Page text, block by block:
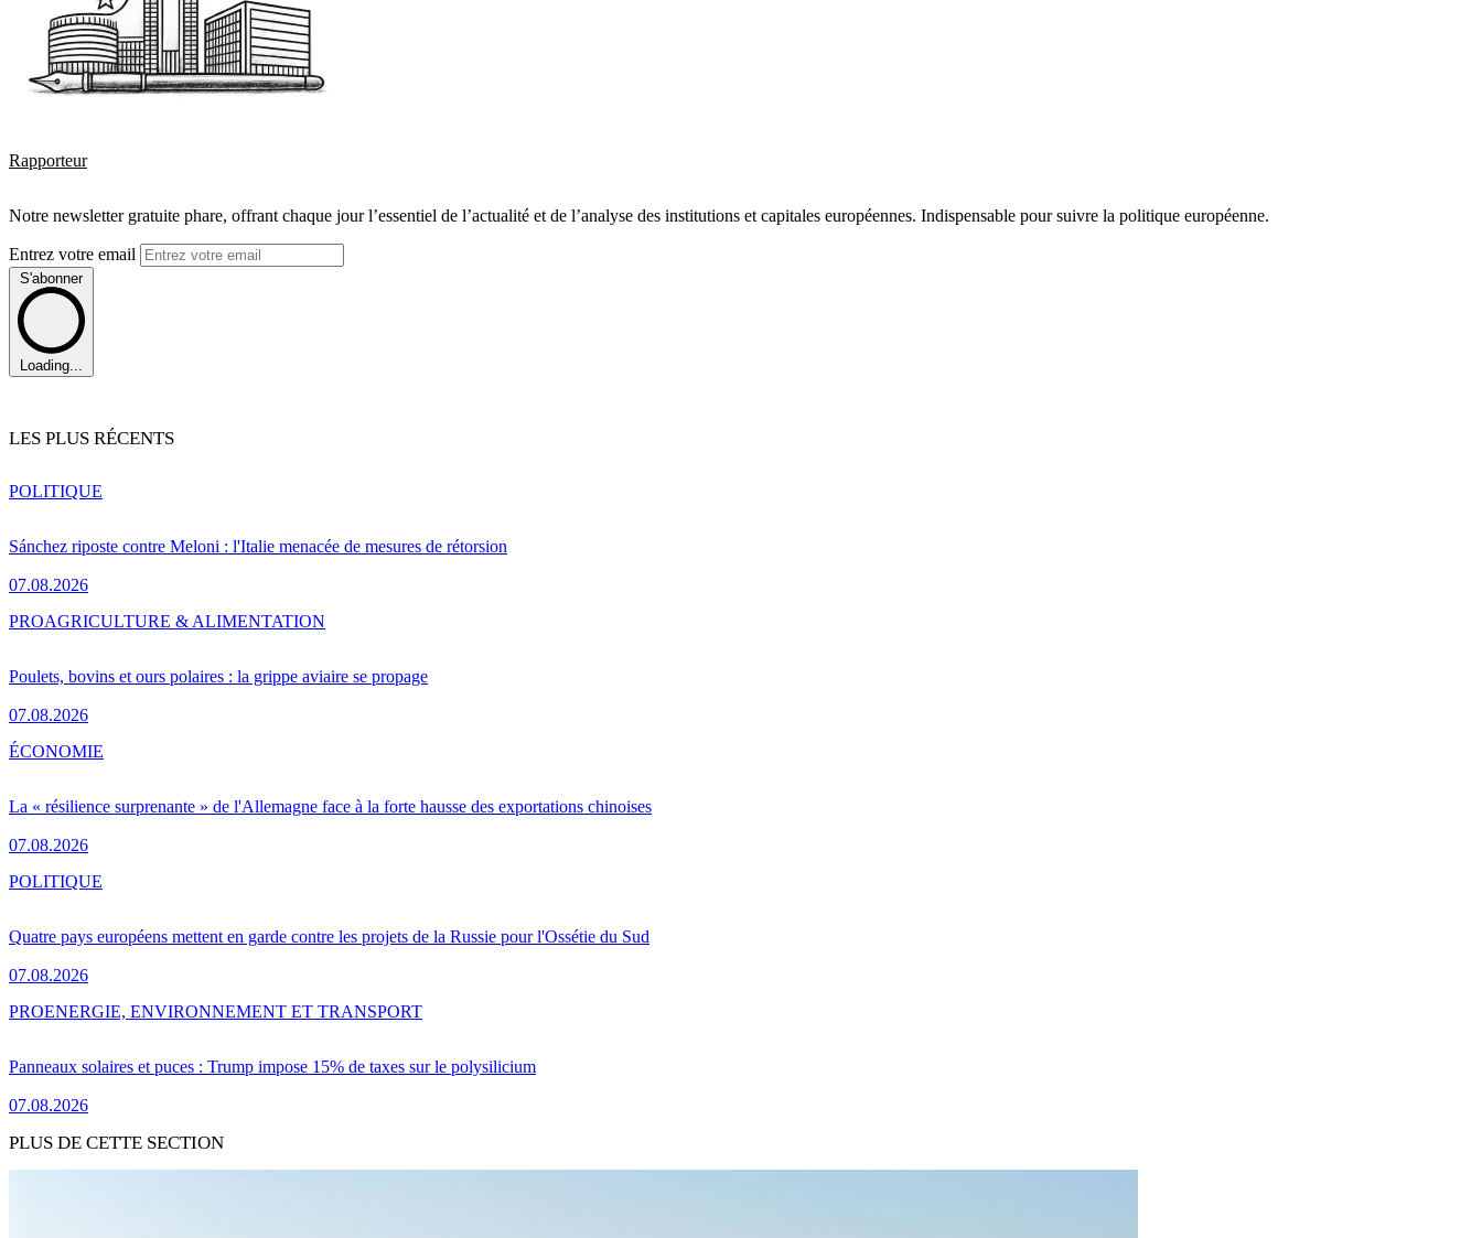
Rapporteur
Notre newsletter gratuite phare, offrant chaque jour l’essentiel de l’actualité et de l’analyse des institutions et capitales européennes. Indispensable pour suivre la politique européenne.
Entrez votre email
S'abonner
Loading...
LES PLUS RÉCENTS
Sánchez riposte contre Meloni : l'Italie menacée de mesures de rétorsion
07.08.2026
POLITIQUE
Poulets, bovins et ours polaires : la grippe aviaire se propage
07.08.2026
PROAGRICULTURE & ALIMENTATION
La « résilience surprenante » de l'Allemagne face à la forte hausse des exportations chinoises
07.08.2026
ÉCONOMIE
Quatre pays européens mettent en garde contre les projets de la Russie pour l'Ossétie du Sud
07.08.2026
POLITIQUE
Panneaux solaires et puces : Trump impose 15% de taxes sur le polysilicium
07.08.2026
PROENERGIE, ENVIRONNEMENT ET TRANSPORT
PLUS DE CETTE SECTION